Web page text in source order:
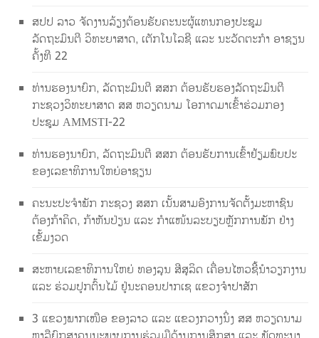
ສປປ ລາວ ຈັດງານລ້ຽງຕ້ອນຮັບຄະນະຜູ້ແທນກອງປະຊຸມ
ລັດຖະມົນຕີ ວິທະຍາສາດ, ເຕັກໂນໂລຊີ ແລະ ນະວັດຕະກໍາ ອາຊຽນ
ຄັ້ງທີ 22
ທ່ານຮອງນາຍົກ, ລັດຖະມົນຕີ ສສກ ຕ້ອນຮັບຮອງລັດຖະມົນຕີ
ກະຊວງວິທະຍາສາດ ສສ ຫວຽດນາມ ໂອກາດມາເຂົ້າຮ່ວມກອງ
ປະຊຸມ AMMSTI-22
ທ່ານຮອງນາຍົກ, ລັດຖະມົນຕີ ສສກ ຕ້ອນຮັບການເຂົ້າຢ້ຽມພົບປະ
ຂອງເລຂາທິການໃຫຍ່ອາຊຽນ
ຄະນະປະຈຳພັກ ກະຊວງ ສສກ ເນັ້ນສາມອົງການຈັດຕັ້ງມະຫາຊົນ
ຕ້ອງກ້າຄິດ, ກ້າຫັນປ່ຽນ ແລະ ກຳແໜ້ນລະບຽບຫຼັກການພັກ ຢ່າງ
ເຂັ້ມງວດ
ສະຫາຍເລຂາທິການໃຫຍ່ ທອງລຸນ ສີສຸລິດ ເຄື່ອນໄຫວຊີ້ນຳວຽກງານ
ແລະ ຮ່ວມປູກຕົ້ນໄມ້ ຢູ່ນະຄອນປາກເຊ ແຂວງຈຳປາສັກ
3 ແຂວງພາກເໜືອ ຂອງລາວ ແລະ ແຂວງກວາງນິ່ງ ສສ ຫວຽດນາມ